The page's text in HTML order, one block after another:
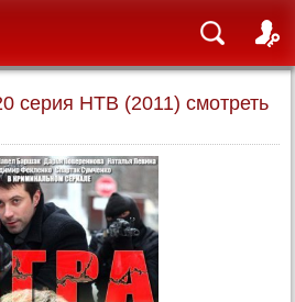
серия НТВ (2011) смотреть